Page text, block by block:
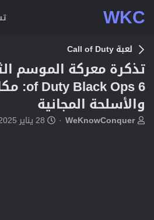
WKC
لعبة Call of Duty
والأسلحة المجانية
بWeKnowConquer
ت28 يناير 2025